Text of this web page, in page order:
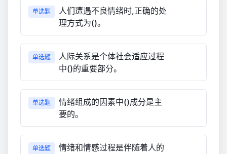
单选题
人们遭遇不良情绪时,正确的处
理方式为()。
单选题
人际关系是个体社会适应过程
中()的重要部分。
单选题
情绪组成的因素中()成分是主
要的。
单选题
情绪和情感过程是伴随着人的